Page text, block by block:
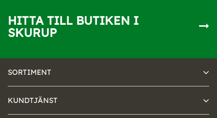
HITTA TILL BUTIKEN I
SKURUP
SORTIMENT
KUNDTJÄNST